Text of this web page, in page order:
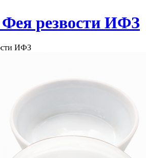
резвости ИФЗ